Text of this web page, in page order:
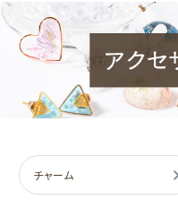
チャーム